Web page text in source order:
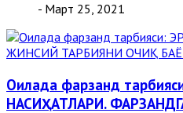
- Март 25, 2021
Оилада фарзанд
НАСИҲАТЛАРИ.